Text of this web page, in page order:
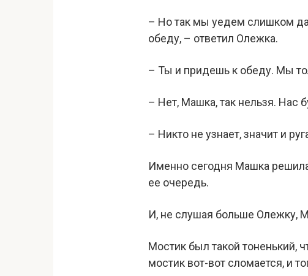
– Но так мы уедем слишком
обеду, – ответил Олежка.
– Ты и придешь к обеду. Мы
– Нет, Машка, так нельзя. Нас
– Никто не узнает, значит и
Именно сегодня Машка
ее очередь.
И, не слушая больше Олежку,
Мостик был такой тоненький,
мостик вот-вот сломается, и